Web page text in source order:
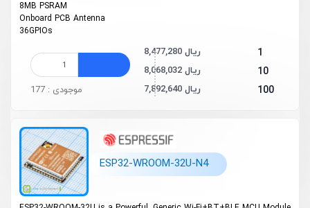
8MB PSRAM
On­board PCB Antenna
36GPIOs
1 8,477,280 ریال
10 8,068,032 ریال
100 7,892,640 ریال موجودی : 177
ESP32-WROOM-32U-N4